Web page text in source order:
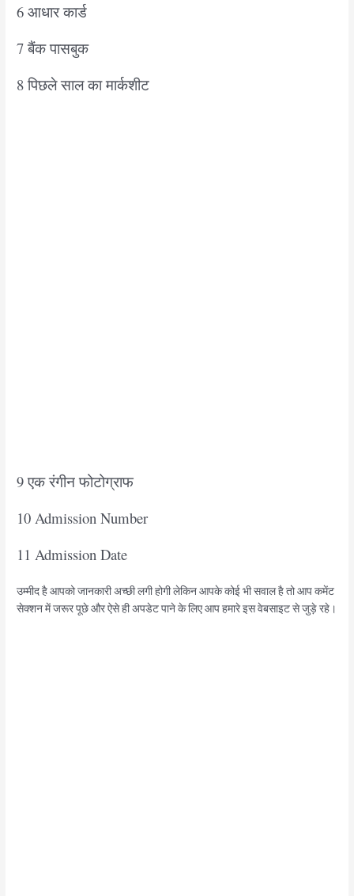
6 आधार कार्ड
7 बैंक पासबुक
8 पिछले साल का मार्कशीट
9 एक रंगीन फोटोग्राफ
10 Admission Number
11 Admission Date
उम्मीद है आपको जानकारी अच्छी लगी होगी लेकिन आपके कोई भी सवाल है तो आप कमेंट
सेक्शन में जरूर पूछे और ऐसे ही अपडेट पाने के लिए आप हमारे इस वेबसाइट से जुड़े रहे।